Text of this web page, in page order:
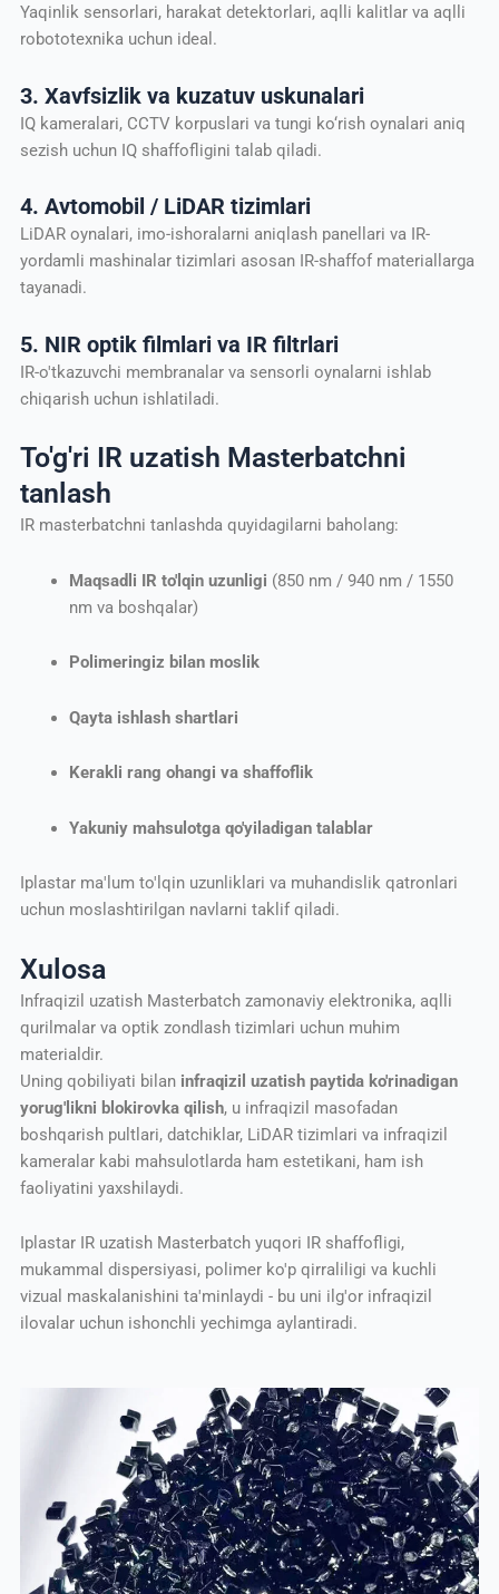
Yaqinlik sensorlari, harakat detektorlari, aqlli kalitlar va aqlli
robototexnika uchun ideal.
3. Xavfsizlik va kuzatuv uskunalari
IQ kameralari, CCTV korpuslari va tungi ko‘rish oynalari aniq
sezish uchun IQ shaffofligini talab qiladi.
4. Avtomobil / LiDAR tizimlari
LiDAR oynalari, imo-ishoralarni aniqlash panellari va IR-
yordamli mashinalar tizimlari asosan IR-shaffof materiallarga
tayanadi.
5. NIR optik filmlari va IR filtrlari
IR-o'tkazuvchi membranalar va sensorli oynalarni ishlab
chiqarish uchun ishlatiladi.
To'g'ri IR uzatish Masterbatchni
tanlash
IR masterbatchni tanlashda quyidagilarni baholang:
Maqsadli IR to'lqin uzunligi (850 nm / 940 nm / 1550
nm va boshqalar)
Polimeringiz bilan moslik
Qayta ishlash shartlari
Kerakli rang ohangi va shaffoflik
Yakuniy mahsulotga qo'yiladigan talablar
Iplastar ma'lum to'lqin uzunliklari va muhandislik qatronlari
uchun moslashtirilgan navlarni taklif qiladi.
Xulosa
Infraqizil uzatish Masterbatch zamonaviy elektronika, aqlli
qurilmalar va optik zondlash tizimlari uchun muhim
materialdir.
Uning qobiliyati bilan infraqizil uzatish paytida ko'rinadigan
yorug'likni blokirovka qilish, u infraqizil masofadan
boshqarish pultlari, datchiklar, LiDAR tizimlari va infraqizil
kameralar kabi mahsulotlarda ham estetikani, ham ish
faoliyatini yaxshilaydi.
Iplastar IR uzatish Masterbatch yuqori IR shaffofligi,
mukammal dispersiyasi, polimer ko'p qirraliligi va kuchli
vizual maskalanishini ta'minlaydi - bu uni ilg'or infraqizil
ilovalar uchun ishonchli yechimga aylantiradi.